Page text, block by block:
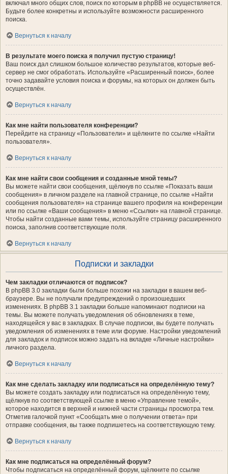
включал много общих слов, поиск по которым в phpBB не осуществляется.
Будьте более конкретны и используйте возможности расширенного
поиска.
Вернуться к началу
В результате моего поиска я получил пустую страницу!
Ваш поиск дал слишком большое количество результатов, которые веб-
сервер не смог обработать. Используйте «Расширенный поиск», более
точно задавайте условия поиска и форумы, на которых он должен быть
осуществлён.
Вернуться к началу
Как мне найти пользователя конференции?
Перейдите на страницу «Пользователи» и щёлкните по ссылке «Найти
пользователя».
Вернуться к началу
Как мне найти свои сообщения и созданные мной темы?
Вы можете найти свои сообщения, щёлкнув по ссылке «Показать ваши
сообщения» в личном разделе на главной странице, по ссылке «Найти
сообщения пользователя» на странице вашего профиля на конференции
или по ссылке «Ваши сообщения» в меню «Ссылки» на главной странице.
Чтобы найти созданные вами темы, используйте страницу расширенного
поиска, заполнив соответствующие поля.
Вернуться к началу
Подписки и закладки
Чем закладки отличаются от подписок?
В phpBB 3.0 закладки были больше похожи на закладки в вашем веб-
браузере. Вы не получали предупреждений о произошедших
изменениях. В phpBB 3.1 закладки больше напоминают подписки на
темы. Вы можете получать уведомления об обновлениях в теме,
находящейся у вас в закладках. В случае подписки, вы будете получать
уведомления об изменениях в теме или форуме. Настройки уведомлений
для закладок и подписок можно задать на вкладке «Личные настройки»
личного раздела.
Вернуться к началу
Как мне сделать закладку или подписаться на определённую тему?
Вы можете создать закладку или подписаться на определённую тему,
щёлкнув по соответствующей ссылке в меню «Управление темой»,
которое находится в верхней и нижней части страницы просмотра тем.
Отметив галочкой пункт «Сообщать мне о получении ответа» при
отправке сообщения, вы также подпишетесь на соответствующую тему.
Вернуться к началу
Как мне подписаться на определённый форум?
Чтобы подписаться на определённый форум, щёлкните по ссылке